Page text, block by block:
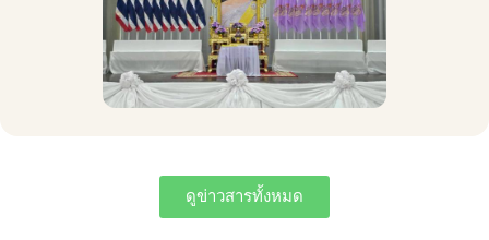
ดูข่าวสารทั้งหมด